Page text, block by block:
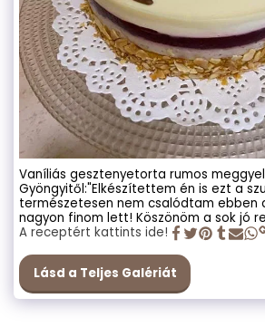
Vaníliás gesztenyetorta rumos
Gyöngyitől:"Elkészítettem én is ezt a
természetesen nem csalódtam ebben
nagyon finom lett! Köszönöm a sok jó
A receptért kattints ide!
Lásd a Teljes Galériát